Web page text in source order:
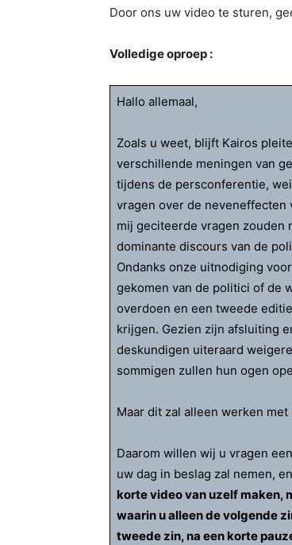
Door ons uw video te sturen,
Volledige oproep :
Hallo allemaal,
Zoals u weet, blijft Kairos
verschillende meningen van
tijdens de persconferentie,
vragen over de neveneffecten
mij geciteerde vragen zouden
dominante discours van de
Ondanks onze uitnodiging
gekomen van de politici of de
overdoen en een tweede
krijgen. Gezien zijn afsluiting
deskundigen uiteraard
sommigen zullen hun ogen
Maar dit zal alleen werken met
Daarom willen wij u vragen
uw dag in beslag zal nemen,
korte video van uzelf maken,
waarin u alleen de volgende
tweede zin, na een korte